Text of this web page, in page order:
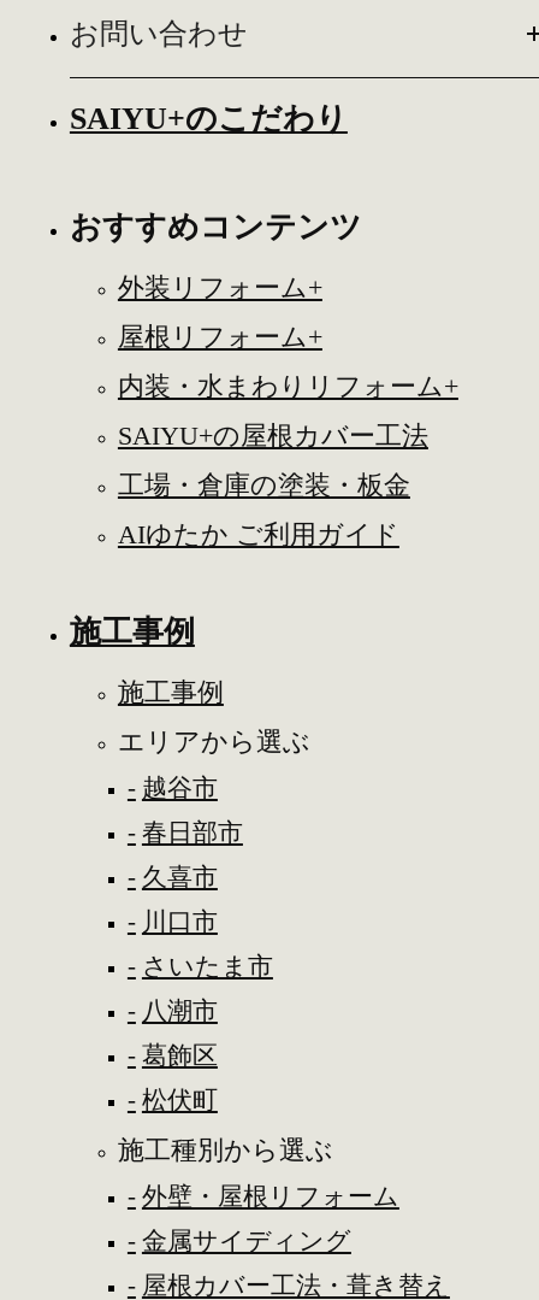
お問い合わせ
SAIYU+のこだわり
おすすめコンテンツ
外装リフォーム+
屋根リフォーム+
内装・水まわりリフォーム+
SAIYU+の屋根カバー工法
工場・倉庫の塗装・板金
AIゆたか ご利用ガイド
施工事例
施工事例
エリアから選ぶ
越谷市
春日部市
久喜市
川口市
さいたま市
八潮市
葛飾区
松伏町
施工種別から選ぶ
外壁・屋根リフォーム
金属サイディング
屋根カバー工法・葺き替え